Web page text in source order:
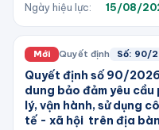
Ngày hiệu lực:
15/08/
Mới Quyết định Số: 90/
Quyết định số 90/
dung bảo đảm yêu
lý, vận hành, sử dụng
tế - xã hội trên địa